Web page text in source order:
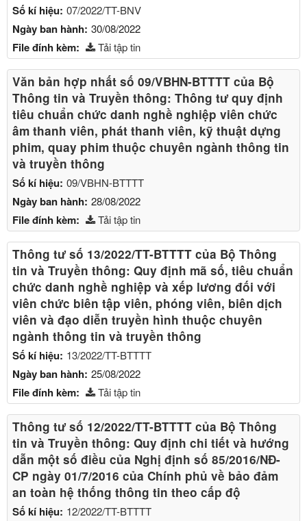
Số kí hiệu: 07/2022/TT-BNV
Ngày ban hành: 30/08/2022
File đính kèm: Tải tập tin
Văn bản hợp nhất số 09/VBHN-BTTTT của Bộ
Thông tin và Truyền thông: Thông tư quy định
tiêu chuẩn chức danh nghề nghiệp viên chức
âm thanh viên, phát thanh viên, kỹ thuật dựng
phim, quay phim thuộc chuyên ngành thông tin
và truyền thông
Số kí hiệu: 09/VBHN-BTTTT
Ngày ban hành: 28/08/2022
File đính kèm: Tải tập tin
Thông tư số 13/2022/TT-BTTTT của Bộ Thông
tin và Truyền thông: Quy định mã số, tiêu chuẩn
chức danh nghề nghiệp và xếp lương đối với
viên chức biên tập viên, phóng viên, biên dịch
viên và đạo diễn truyền hình thuộc chuyên
ngành thông tin và truyền thông
Số kí hiệu: 13/2022/TT-BTTTT
Ngày ban hành: 25/08/2022
File đính kèm: Tải tập tin
Thông tư số 12/2022/TT-BTTTT của Bộ Thông
tin và Truyền thông: Quy định chi tiết và hướng
dẫn một số điều của Nghị định số 85/2016/NĐ-
CP ngày 01/7/2016 của Chính phủ về bảo đảm
an toàn hệ thống thông tin theo cấp độ
Số kí hiệu: 12/2022/TT-BTTTT